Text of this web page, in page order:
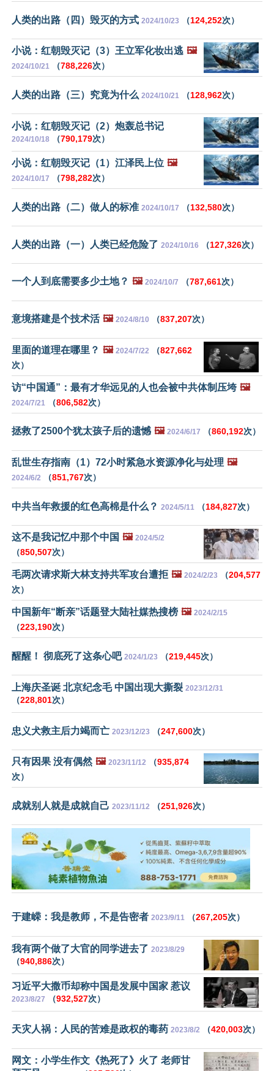
人类的出路（四）毁灭的方式 2024/10/23 （124,252次）
小说：红朝毁灭记（3）王立军化妆出逃 🖼️
2024/10/21 （788,226次）
人类的出路（三）究竟为什么 2024/10/21 （128,962次）
小说：红朝毁灭记（2）炮轰总书记
2024/10/18 （790,179次）
小说：红朝毁灭记（1）江泽民上位 🖼️
2024/10/17 （798,282次）
人类的出路（二）做人的标准 2024/10/17 （132,580次）
人类的出路（一）人类已经危险了 2024/10/16 （127,326次）
一个人到底需要多少土地？ 🖼️ 2024/10/7 （787,661次）
意境搭建是个技术活 🖼️ 2024/8/10 （837,207次）
里面的道理在哪里？ 🖼️ 2024/7/22 （827,662
次）
访“中国通”：最有才华远见的人也会被中共体制压垮 🖼️
2024/7/21 （806,582次）
拯救了2500个犹太孩子后的遗憾 🖼️ 2024/6/17 （860,192次）
乱世生存指南（1）72小时紧急水资源净化与处理 🖼️
2024/6/2 （851,767次）
中共当年救援的红色高棉是什么？ 2024/5/11 （184,827次）
这不是我记忆中那个中国 🖼️ 2024/5/2
（850,507次）
毛两次请求斯大林支持共军攻台遭拒 🖼️ 2024/2/23 （204,577
次）
中国新年“断亲”话题登大陆社媒热搜榜 🖼️ 2024/2/15
（223,190次）
醒醒！ 彻底死了这条心吧 2024/1/23 （219,445次）
上海庆圣诞 北京纪念毛 中国出现大撕裂 2023/12/31
（228,801次）
忠义犬救主后力竭而亡 2023/12/23 （247,600次）
只有因果 没有偶然 🖼️ 2023/11/12 （935,874
次）
成就别人就是成就自己 2023/11/12 （251,926次）
于建嵘：我是教师，不是告密者 2023/9/11 （267,205次）
我有两个做了大官的同学进去了 2023/8/29
（940,886次）
习近平大撒币却称中国是发展中国家 惹议
2023/8/27 （932,527次）
天灾人祸：人民的苦难是政权的毒药 2023/8/2 （420,003次）
网文：小学生作文《热死了》火了 老师甘